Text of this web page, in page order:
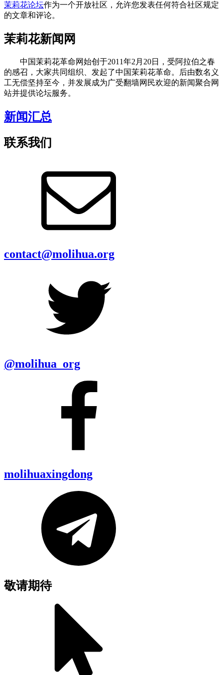
茉莉花论坛作为一个开放社区，允许您发表任何符合社区规定
的文章和评论。
茉莉花新闻网
中国茉莉花革命网始创于2011年2月20日，受阿拉伯之春
的感召，大家共同组织、发起了中国茉莉花革命。后由数名义
工无偿坚持至今，并发展成为广受翻墙网民欢迎的新闻聚合网
站并提供论坛服务。
新闻汇总
联系我们
contact@molihua.org
@molihua_org
molihuaxingdong
敬请期待